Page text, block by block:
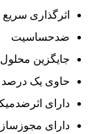
اثرگذاری سریع
ضدحساسیت
جایگزین محلول
حاوی یک درصد
دارای
دارای